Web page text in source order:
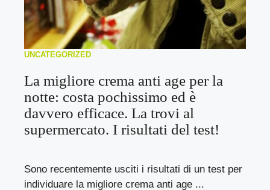
UNCATEGORIZED
La migliore crema anti age per la
notte: costa pochissimo ed è
davvero efficace. La trovi al
supermercato. I risultati del test!
Sono recentemente usciti i risultati di un test per
individuare la migliore crema anti age ...